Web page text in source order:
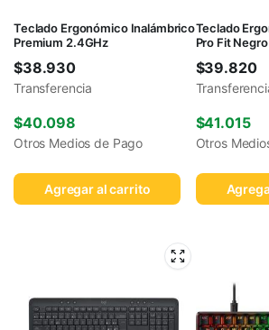
Teclado Ergonómico Inalámbrico
Premium 2.4GHz
$38.930
Transferencia
$40.098
Otros Medios de Pago
Agregar al carrito
Teclado
Pro Fit Negro
$39.820
$41.015
Otros